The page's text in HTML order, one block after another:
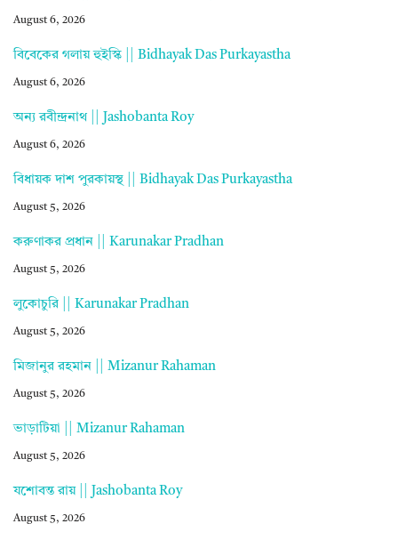
August 6, 2026
বিবেকের গলায় হুইস্কি || Bidhayak Das Purkayastha
August 6, 2026
অন্য রবীন্দ্রনাথ || Jashobanta Roy
August 6, 2026
বিধায়ক দাশ পুরকায়স্থ || Bidhayak Das Purkayastha
August 5, 2026
করুণাকর প্রধান || Karunakar Pradhan
August 5, 2026
লুকোচুরি || Karunakar Pradhan
August 5, 2026
মিজানুর রহমান || Mizanur Rahaman
August 5, 2026
ভাড়াটিয়া || Mizanur Rahaman
August 5, 2026
যশোবন্ত রায় || Jashobanta Roy
August 5, 2026